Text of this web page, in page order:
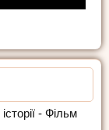
- Фільм